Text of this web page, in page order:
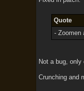
Quote
- Zoomen
Not a bug,
Crunching and